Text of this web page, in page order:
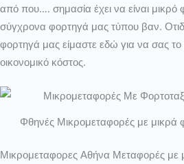
από που…. σημασία έχει να είναι μικρό
σύγχρονα φορτηγά μας τύπου βαν.
φορτηγά μας είμαστε εδώ για να σας
οικονομικό κόστος.
Φθηνές Μικρομεταφορές με μικρά
Μικρομεταφορες Αθήνα Μεταφορές με